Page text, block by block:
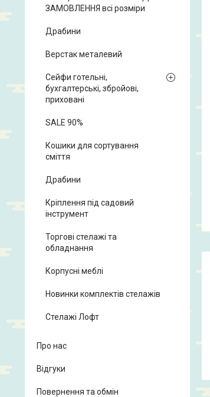
ЗАМОВЛЕННЯ всі розміри
Драбини
Верстак металевий
Сейфи готельні,
бухгалтерські, збройові,
приховані
SALE 90%
Кошики для сортування
сміття
Драбини
Кріплення під садовий
інструмент
Торгові стелажі та
обладнання
Корпусні меблі
Новинки комплектів стелажів
Стелажі Лофт
Про нас
Відгуки
Повернення та обмін